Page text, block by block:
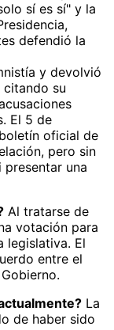
sí es sí" y la
defendió la
y devolvió
citando su
El 5 de
oficial de
pero sin
una
Al tratarse de
votación para
legislativa. El
entre el
La
de haber sido